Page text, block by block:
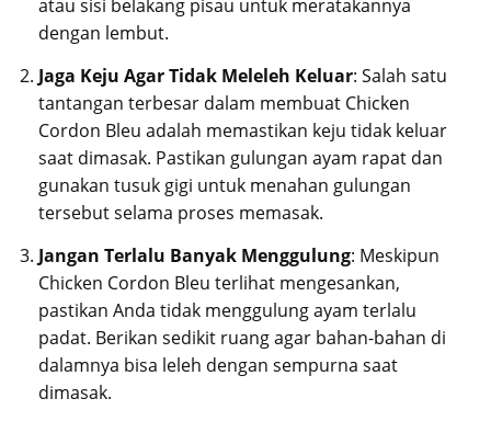
atau sisi belakang pisau untuk meratakannya
dengan lembut.
Jaga Keju Agar Tidak Meleleh Keluar: Salah satu
tantangan terbesar dalam membuat Chicken
Cordon Bleu adalah memastikan keju tidak keluar
saat dimasak. Pastikan gulungan ayam rapat dan
gunakan tusuk gigi untuk menahan gulungan
tersebut selama proses memasak.
Jangan Terlalu Banyak Menggulung: Meskipun
Chicken Cordon Bleu terlihat mengesankan,
pastikan Anda tidak menggulung ayam terlalu
padat. Berikan sedikit ruang agar bahan-bahan di
dalamnya bisa leleh dengan sempurna saat
dimasak.